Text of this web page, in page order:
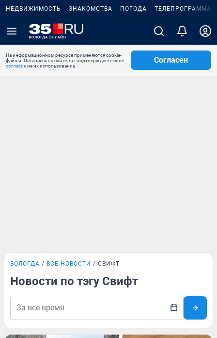
НЕДВИЖИМОСТЬ ЗНАКОМСТВА ПОГОДА ТЕЛЕПРОГРАММА
На информационном ресурсе применяются cookie-
файлы. Оставаясь на сайте, вы подтверждаете свое
согласиена их использование.
Согласен
ВОЛОГДА ВСЕ НОВОСТИ СВИФТ
Новости по тэгу Свифт